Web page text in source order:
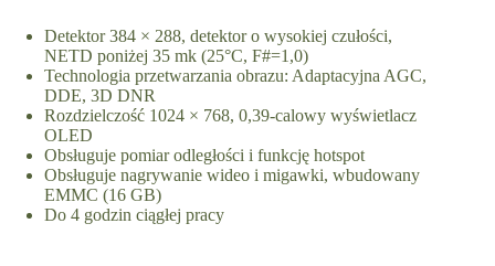
Detektor 384 × 288, detektor o wysokiej czułości,
NETD poniżej 35 mk (25°C, F#=1,0)
Technologia przetwarzania obrazu: Adaptacyjna AGC,
DDE, 3D DNR
Rozdzielczość 1024 × 768, 0,39-calowy wyświetlacz
OLED
Obsługuje pomiar odległości i funkcję hotspot
Obsługuje nagrywanie wideo i migawki, wbudowany
EMMC (16 GB)
Do 4 godzin ciągłej pracy